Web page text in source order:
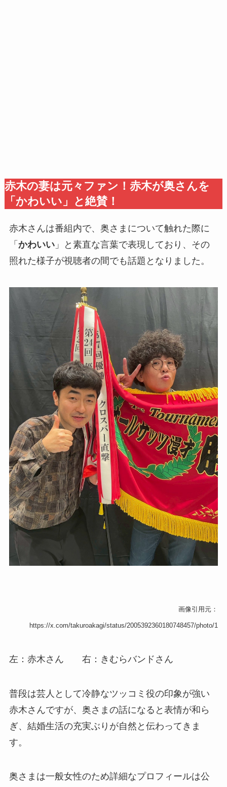
赤木の妻は元々ファン！赤木が奥さんを
「かわいい」と絶賛！
赤木さんは番組内で、奥さまについて触れた際に
「 かわいい」と素直な言葉で表現しており、その
照れた様子が視聴者の間でも話題となりました。
画像引用元：
https://x.com/takuroakagi/status/2005392360180748457/photo/1
左：赤木さん 右：きむらバンドさん
普段は芸人として冷静なツッコミ役の印象が強い
赤木さんですが、奥さまの話になると表情が和ら
ぎ、結婚生活の充実ぶりが自然と伝わってきま
す。
奥さまは一般女性のため詳細なプロフィールは公